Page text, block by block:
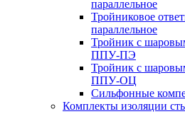
параллельное
Тройниковое
параллельное
Тройник с
ППУ-ПЭ
Тройник с
ППУ-ОЦ
Сильфонные
Комплекты изоляции